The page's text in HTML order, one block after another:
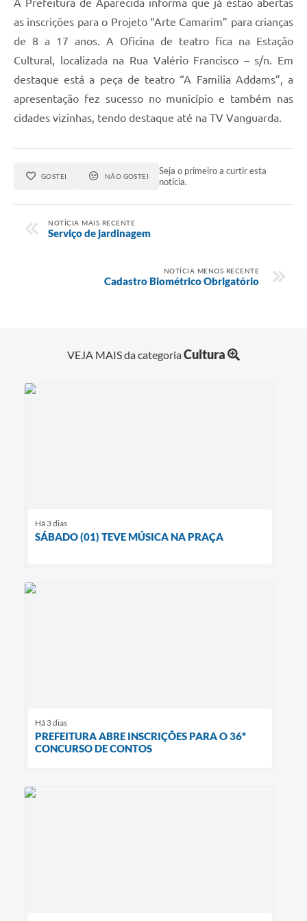
Audiências Públicas
Cemitérios
Carta de Serviços
Arquivos para Download
Galeria de Vídeos
Projetos
Participe mais
Contas Públicas
Editais
Contato
A Prefeitura de Aparecida informa que já estão abertas
as inscrições para o Projeto “Arte Camarim” para crianças
de 8 a 17 anos. A Oficina de teatro fica na Estação
Cultural, localizada na Rua Valério Francisco – s/n. Em
destaque está a peça de teatro “A Familia Addams”, a
apresentação fez sucesso no município e também nas
cidades vizinhas, tendo destaque até na TV Vanguarda.
GOSTEI NÃO GOSTEI
Seja o primeiro a curtir esta
notícia.
NOTÍCIA MAIS RECENTE
Serviço de jardinagem
NOTÍCIA MENOS RECENTE
Cadastro Biométrico Obrigatório
VEJA MAIS da categoriaCultura
Há 3 dias
SÁBADO (01) TEVE MÚSICA NA PRAÇA
Há 3 dias
PREFEITURA ABRE INSCRIÇÕES PARA O 36º
CONCURSO DE CONTOS